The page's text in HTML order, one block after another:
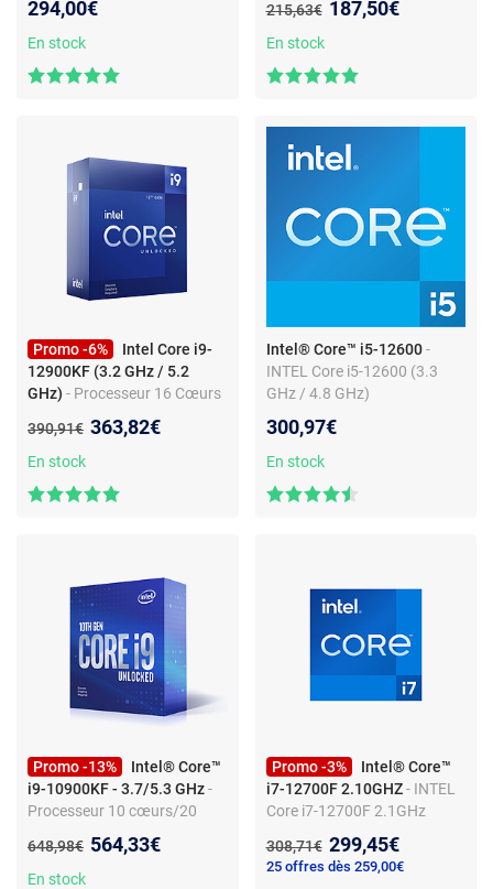
294,00€
En stock
500 Series Chipset
Ancien prix :
215,63€ Nouveau prix :
187,50€
En stock
Promo -6%
Intel Core i9-
12900KF (3.2 GHz / 5.2
GHz) - Processeur 16 Cœurs
Cœurs-Efficient) 24 Threads -
Socket 1700 - Cache L3 30
boîte sans ventilateur -
Ancien prix :
390,91€ Nouveau prix :
363,82€
En stock
Intel® Core™ i5-12600 -
INTEL Core i5-12600 (3.3
GHz / 4.8 GHz)
300,97€
En stock
Promo -13%
Intel® Core™
i9-10900KF - 3.7/5.3 GHz-
Processeur 10 cœurs/20
1200 - 125 W - Cache 20 Mo
Ancien prix :
648,98€ Nouveau prix :
564,33€
En stock
Promo -3%
Intel® Core™
i7-12700F 2.10GHZ - INTEL
Core i7-12700F 2.1GHz
12700F 2.1GHz LGA1700
25M Cache Boxed CPU
Ancien prix :
308,71€ Nouveau prix :
299,45€
25 offres dès 259,00€